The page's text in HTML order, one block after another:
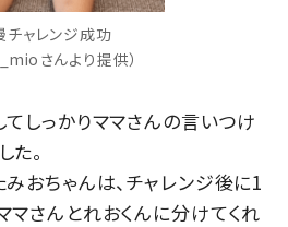
チャレンジ成功
さんより提供）
てしっかりママさんの言いつけ
。
みおちゃんは、チャレンジ後に1
マさんとれおくんに分けてくれ